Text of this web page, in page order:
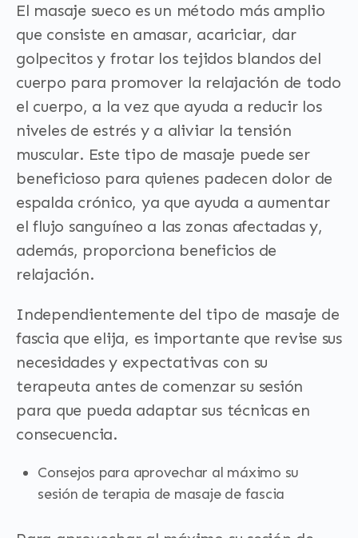
El masaje sueco es un método más amplio
que consiste en amasar, acariciar, dar
golpecitos y frotar los tejidos blandos del
cuerpo para promover la relajación de todo
el cuerpo, a la vez que ayuda a reducir los
niveles de estrés y a aliviar la tensión
muscular. Este tipo de masaje puede ser
beneficioso para quienes padecen dolor de
espalda crónico, ya que ayuda a aumentar
el flujo sanguíneo a las zonas afectadas y,
además, proporciona beneficios de
relajación.
Independientemente del tipo de masaje de
fascia que elija, es importante que revise sus
necesidades y expectativas con su
terapeuta antes de comenzar su sesión
para que pueda adaptar sus técnicas en
consecuencia.
Consejos para aprovechar al máximo su
sesión de terapia de masaje de fascia